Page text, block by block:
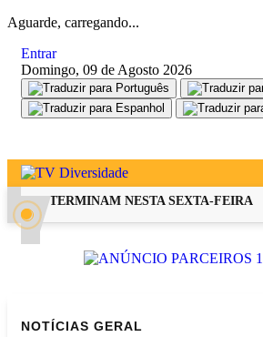
Aguarde, carregando...
Entrar
Domingo, 09 de Agosto 2026
TERMINAM NESTA SEXTA-FEIRA
NOTÍCIAS GERAL